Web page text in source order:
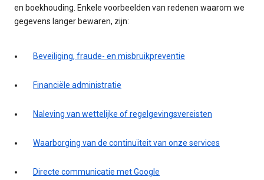
en boekhouding. Enkele voorbeelden van redenen waarom we
gegevens langer bewaren, zijn:
Beveiliging, fraude- en misbruikpreventie
Financiële administratie
Naleving van wettelijke of regelgevingsvereisten
Waarborging van de continuïteit van onze services
Directe communicatie met Google